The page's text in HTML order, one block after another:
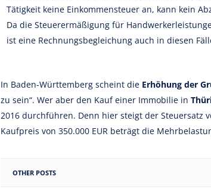
Tätigkeit keine Einkommensteuer an, kann kein
Da die Steuerermäßigung für
ist eine Rechnungsbegleichung auch in diesen
In Baden-Württemberg scheint die Erhöhung der
zu sein“. Wer aber den Kauf einer Immobilie in
2016 durchführen. Denn hier steigt der Steuersatz
Kaufpreis von 350.000 EUR beträgt die
OTHER POSTS